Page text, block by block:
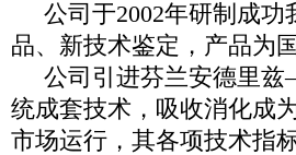
公司于2002年研制成功
品、新技术鉴定，产品为
公司引进芬兰安德里兹—
统成套技术，吸收消化成
市场运行，其各项技术指